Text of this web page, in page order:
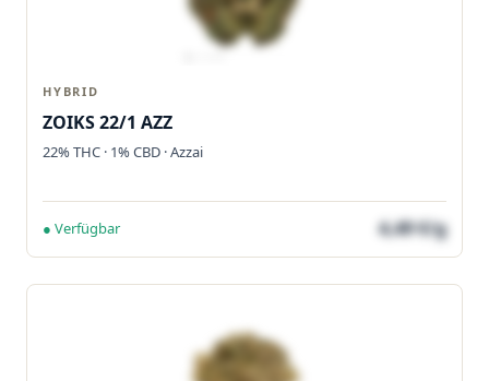
HYBRID
ZOIKS 22/1 AZZ
22% THC · 1% CBD · Azzai
● Verfügbar 4,49 €/g